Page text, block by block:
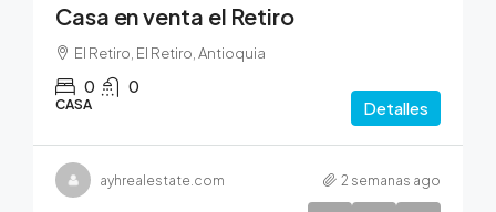
Casa en venta el Retiro
El Retiro, El Retiro, Antioquia
0 0
CASA Detalles
ayhrealestate.com 2 semanas ago